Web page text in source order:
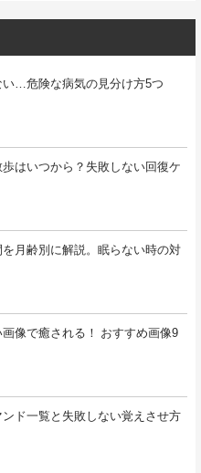
い…危険な病気の見分け方5つ
はいつから？失敗しない回復ケ
月齢別に解説。眠らない時の対
像で癒される！ おすすめ画像9
ド一覧と失敗しない覚えさせ方